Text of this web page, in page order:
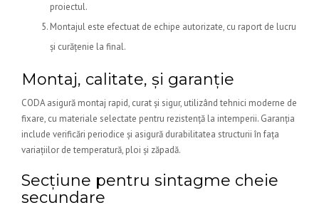
proiectul.
Montajul este efectuat de echipe autorizate, cu raport de lucru
și curățenie la final.
Montaj, calitate, și garanție
CODA asigură montaj rapid, curat și sigur, utilizând tehnici moderne de
fixare, cu materiale selectate pentru rezistență la intemperii. Garanția
include verificări periodice și asigură durabilitatea structurii în fața
variațiilor de temperatură, ploi și zăpadă.
Secțiune pentru sintagme cheie
secundare